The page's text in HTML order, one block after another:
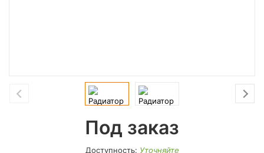
Под заказ
Доступность: Уточняйте